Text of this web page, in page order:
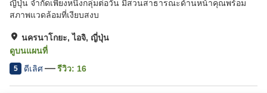
ญี่ปุ่น จำกัดเพียงหนึ่งกลุ่มต่อวัน มีสวนสาธารณะด้านหน้าคุณพร้อม
สภาพแวดล้อมที่เงียบสงบ
นครนาโกยะ, ไอจิ, ญี่ปุ่น
ดูบนแผนที่
5 ดีเลิศ รีวิว: 16